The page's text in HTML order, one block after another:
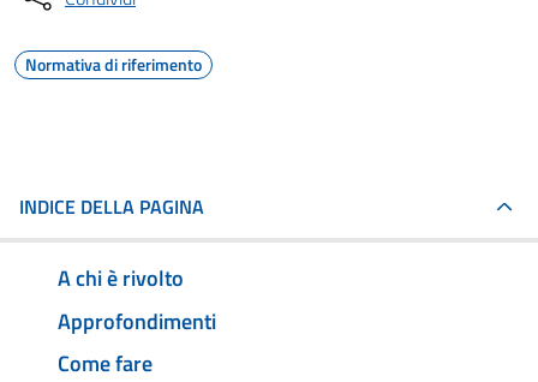
Normativa di riferimento
INDICE DELLA PAGINA
A chi è rivolto
Approfondimenti
Come fare